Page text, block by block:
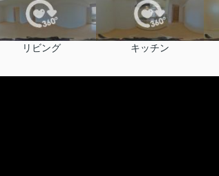
リビング キッチン